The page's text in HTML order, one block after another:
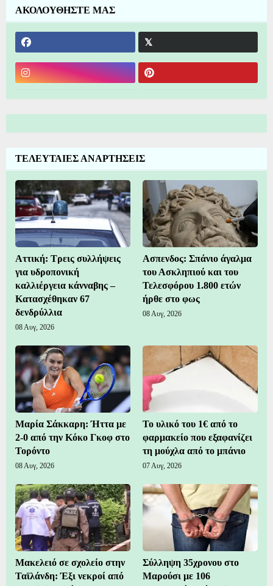
ΑΚΟΛΟΥΘΗΣΤΕ ΜΑΣ
ΤΕΛΕΥΤΑΙΕΣ ΑΝΑΡΤΗΣΕΙΣ
Αττική: Τρεις συλλήψεις
για υδροπονική
καλλιέργεια κάνναβης –
Κατασχέθηκαν 67
δενδρύλλια
08 Αυγ, 2026
Ασπενδος: Σπάνιο άγαλμα
του Ασκληπιού και του
Τελεσφόρου 1.800 ετών
ήρθε στο φως
08 Αυγ, 2026
Μαρία Σάκκαρη: Ήττα με
2-0 από την Κόκο Γκοφ στο
Τορόντο
08 Αυγ, 2026
Το υλικό του 1€ από το
φαρμακείο που εξαφανίζει
τη μούχλα από το μπάνιο
07 Αυγ, 2026
Μακελειό σε σχολείο στην
Ταϊλάνδη: Έξι νεκροί από
Σύλληψη 35χρονου στο
Μαρούσι με 106